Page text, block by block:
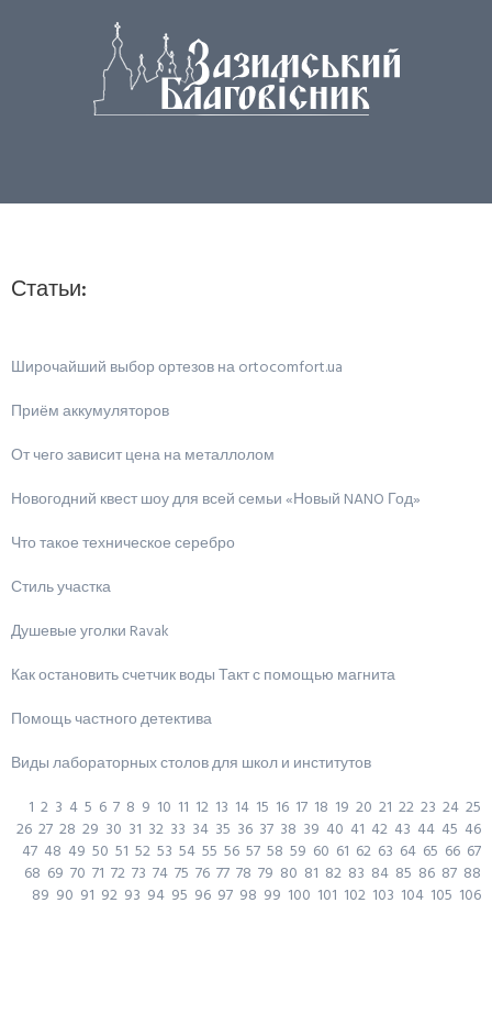
Статьи:
Широчайший выбор ортезов на ortocomfort.ua
Приём аккумуляторов
От чего зависит цена на металлолом
Новогодний квест шоу для всей семьи «Новый NANO Год»
Что такое техническое серебро
Стиль участка
Душевые уголки Ravak
Как остановить счетчик воды Такт с помощью магнита
Помощь частного детектива
Виды лабораторных столов для школ и институтов
1 2 3 4 5 6 7 8 9 10 11 12 13 14 15 16 17 18 19 20 21 22 23 24 25
26 27 28 29 30 31 32 33 34 35 36 37 38 39 40 41 42 43 44 45 46
47 48 49 50 51 52 53 54 55 56 57 58 59 60 61 62 63 64 65 66 67
68 69 70 71 72 73 74 75 76 77 78 79 80 81 82 83 84 85 86 87 88
89 90 91 92 93 94 95 96 97 98 99 100 101 102 103 104 105 106